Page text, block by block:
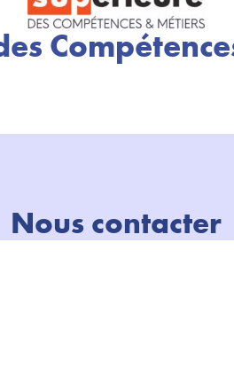
Nous contacter